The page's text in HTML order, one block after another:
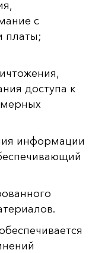
с
платы;
доступа к
информации